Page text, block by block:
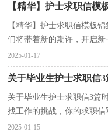
【精华】护士求职信模
【精华】护士求职信模板
们将带着新的期许，开启
哦。求职信要怎么写？想必
2025-01-17
关于毕业生护士求职信3
关于毕业生护士求职信3篇
找工作的挑战，你的求职
就可以喔，下面是小编精心
2025-01-15